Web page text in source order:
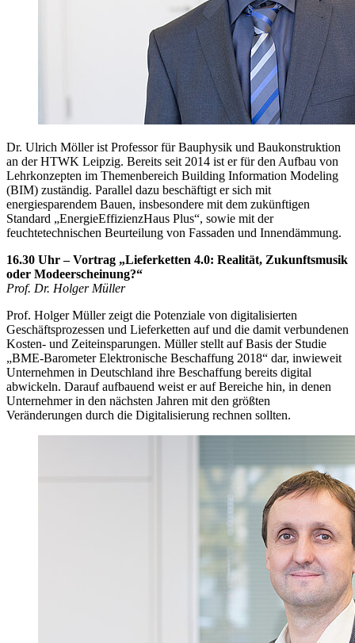
Dr. Ulrich Möller ist Professor für Bauphysik und Baukonstruktion
an der HTWK Leipzig. Bereits seit 2014 ist er für den Aufbau von
Lehrkonzepten im Themenbereich Building Information Modeling
(BIM) zuständig. Parallel dazu beschäftigt er sich mit
energiesparendem Bauen, insbesondere mit dem zukünftigen
Standard „EnergieEffizienzHaus Plus“, sowie mit der
feuchtetechnischen Beurteilung von Fassaden und Innendämmung.
16.30 Uhr – Vortrag „Lieferketten 4.0: Realität, Zukunftsmusik
oder Modeerscheinung?“
Prof. Dr. Holger Müller
Prof. Holger Müller zeigt die Potenziale von digitalisierten
Geschäftsprozessen und Lieferketten auf und die damit verbundenen
Kosten- und Zeiteinsparungen. Müller stellt auf Basis der Studie
„BME-Barometer Elektronische Beschaffung 2018“ dar, inwieweit
Unternehmen in Deutschland ihre Beschaffung bereits digital
abwickeln. Darauf aufbauend weist er auf Bereiche hin, in denen
Unternehmer in den nächsten Jahren mit den größten
Veränderungen durch die Digitalisierung rechnen sollten.